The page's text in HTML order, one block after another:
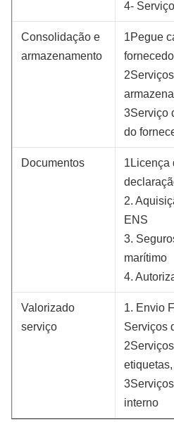
4-
Consolidação e
armazenamento
1Pegue
3Serviço
do
Documentos
1Licença
2.
ENS
3.
marítimo
4.
Valorizado
serviço
1. Envio
Serviços
etiquetas,
interno